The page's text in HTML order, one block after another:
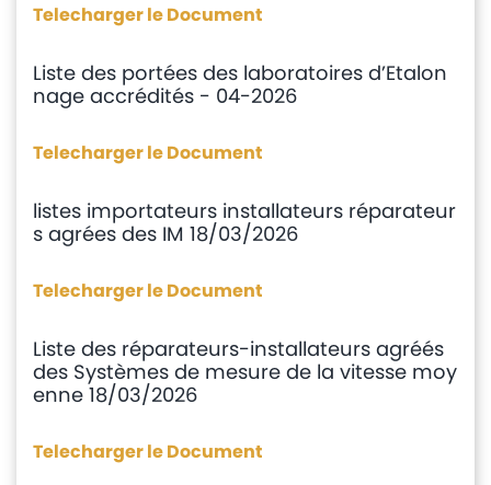
Telecharger le Document
Liste des portées des laboratoires d’Etalon
nage accrédités - 04-2026
Telecharger le Document
listes importateurs installateurs réparateur
s agrées des IM 18/03/2026
Telecharger le Document
Liste des réparateurs-installateurs agréés
des Systèmes de mesure de la vitesse moy
enne 18/03/2026
Telecharger le Document